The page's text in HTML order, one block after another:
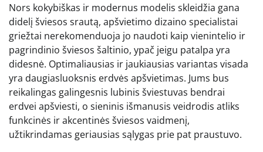
Nors kokybiškas ir modernus modelis skleidžia gana
didelį šviesos srautą, apšvietimo dizaino specialistai
griežtai nerekomenduoja jo naudoti kaip vienintelio ir
pagrindinio šviesos šaltinio, ypač jeigu patalpa yra
didesnė. Optimaliausias ir jaukiausias variantas visada
yra daugiasluoksnis erdvės apšvietimas. Jums bus
reikalingas galingesnis lubinis šviestuvas bendrai
erdvei apšviesti, o sieninis išmanusis veidrodis atliks
funkcinės ir akcentinės šviesos vaidmenį,
užtikrindamas geriausias sąlygas prie pat praustuvo.